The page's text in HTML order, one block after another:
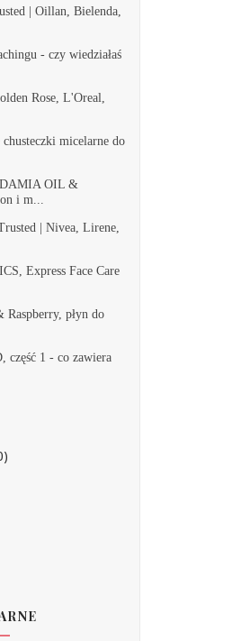
| Oillan, Bielenda,
- czy wiedziałaś
Rose, L'Oreal,
micelarne do
OIL &
i m...
| Nivea, Lirene,
Express Face Care
płyn do
część 1 - co zawiera